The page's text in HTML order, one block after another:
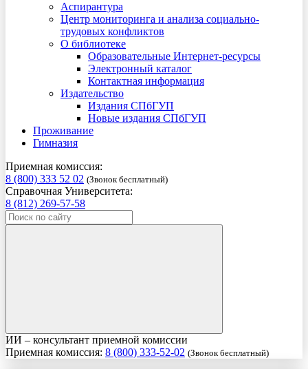
Аспирантура
Центр мониторинга и анализа социально-
трудовых конфликтов
О библиотеке
Образовательные Интернет-ресурсы
Электронный каталог
Контактная информация
Издательство
Издания СПбГУП
Новые издания СПбГУП
Проживание
Гимназия
Приемная комиссия:
8 (800) 333 52 02 (Звонок бесплатный)
Справочная Университета:
8 (812) 269-57-58
ИИ – консультант приемной комиссии
Приемная комиссия: 8 (800) 333-52-02 (Звонок бесплатный)